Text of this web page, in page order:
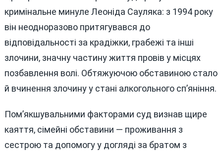
кримінальне минуле Леоніда Сауляка: з 1994 року
він неодноразово притягувався до
відповідальності за крадіжки, грабежі та інші
злочини, значну частину життя провів у місцях
позбавлення волі. Обтяжуючою обставиною стало
й вчинення злочину у стані алкогольного сп’яніння.
Пом’якшувальними факторами суд визнав щире
каяття, сімейні обставини — проживання з
сестрою та допомогу у догляді за братом з